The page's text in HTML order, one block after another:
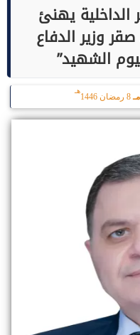
الداخلية يهنئ
وزير الدفاع
الشهيد”
8 رمضان 1446
هـ